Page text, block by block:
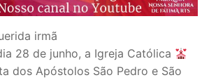
irmã
28 de junho, a Igreja Católica
dos Apóstolos São Pedro e São